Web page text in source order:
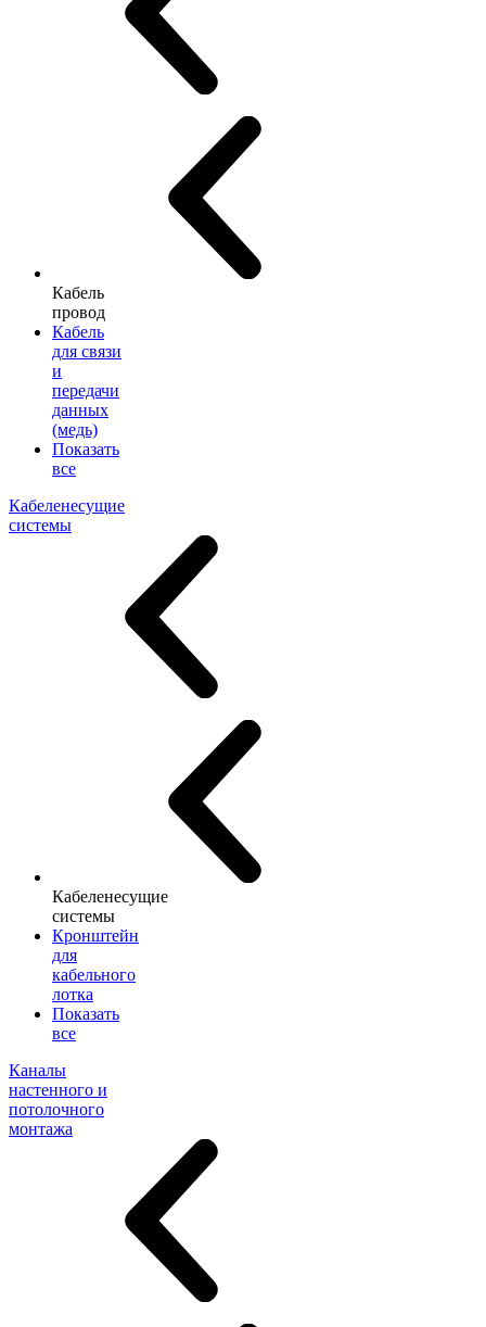
Кабель
провод
Кабель
для связи
и
передачи
данных
(медь)
Показать
все
Кабеленесущие
системы
Кабеленесущие
системы
Кронштейн
для
кабельного
лотка
Показать
все
Каналы
настенного и
потолочного
монтажа